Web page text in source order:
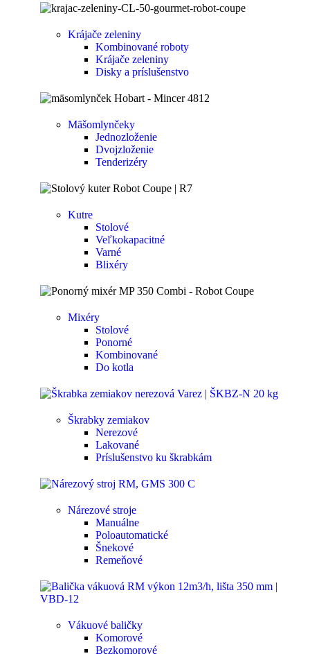
Krájače zeleniny
Kombinované roboty
Krájače zeleniny
Disky a príslušenstvo
Mäšomlynčeky
Jednozloženie
Dvojzloženie
Tenderizéry
Kutre
Stolové
Veľkokapacitné
Varné
Blixéry
Mixéry
Stolové
Ponorné
Kombinované
Do kotla
Škrabky zemiakov
Nerezové
Lakované
Príslušenstvo ku škrabkám
Nárezové stroje
Manuálne
Poloautomatické
Šnekové
Remeňové
Vákuové baličky
Komorové
Bezkomorové